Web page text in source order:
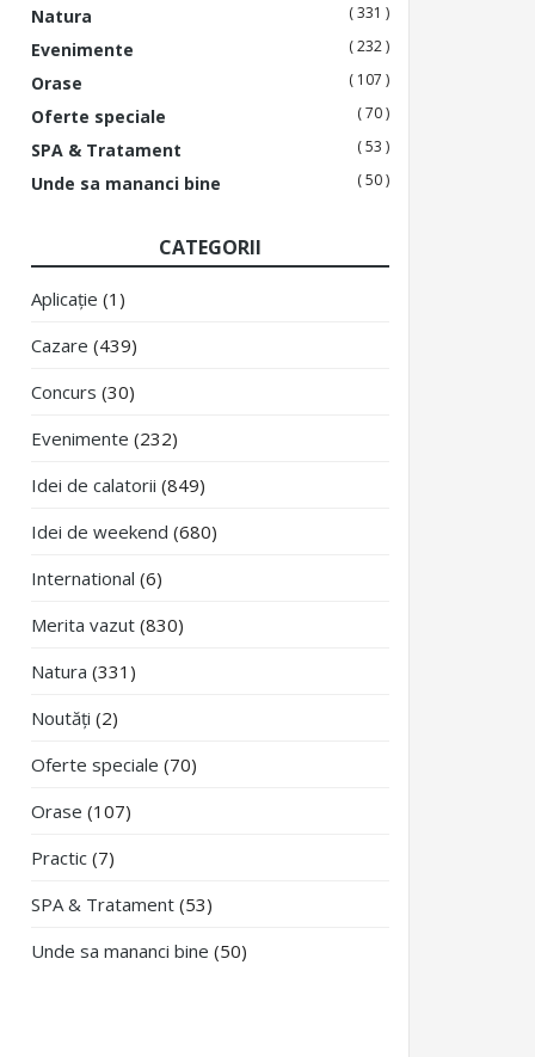
Natura ( 331 )
Evenimente ( 232 )
Orase ( 107 )
Oferte speciale ( 70 )
SPA & Tratament ( 53 )
Unde sa mananci bine ( 50 )
CATEGORII
Aplicație (1)
Cazare (439)
Concurs (30)
Evenimente (232)
Idei de calatorii (849)
Idei de weekend (680)
International (6)
Merita vazut (830)
Natura (331)
Noutăți (2)
Oferte speciale (70)
Orase (107)
Practic (7)
SPA & Tratament (53)
Unde sa mananci bine (50)